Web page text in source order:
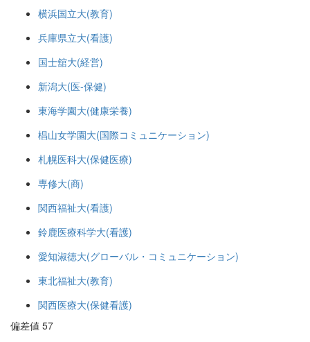
横浜国立大(教育)
兵庫県立大(看護)
国士舘大(経営)
新潟大(医-保健)
東海学園大(健康栄養)
椙山女学園大(国際コミュニケーション)
札幌医科大(保健医療)
専修大(商)
関西福祉大(看護)
鈴鹿医療科学大(看護)
愛知淑徳大(グローバル・コミュニケーション)
東北福祉大(教育)
関西医療大(保健看護)
偏差値 57